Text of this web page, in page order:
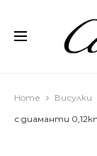
Home Висулки
с диаманти